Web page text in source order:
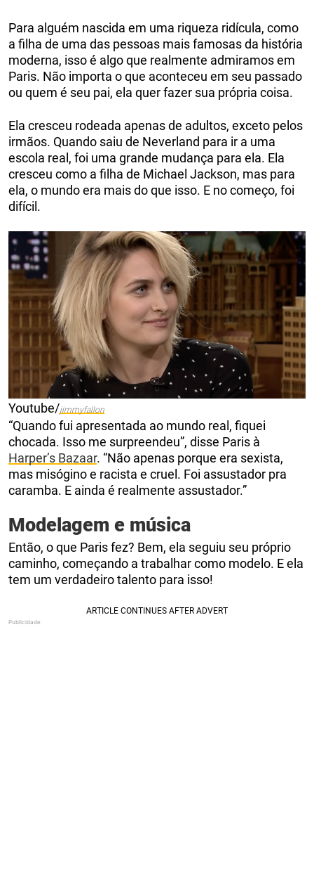
Para alguém nascida em uma riqueza ridícula, como
a filha de uma das pessoas mais famosas da história
moderna, isso é algo que realmente admiramos em
Paris. Não importa o que aconteceu em seu passado
ou quem é seu pai, ela quer fazer sua própria coisa.
Ela cresceu rodeada apenas de adultos, exceto pelos
irmãos. Quando saiu de Neverland para ir a uma
escola real, foi uma grande mudança para ela. Ela
cresceu como a filha de Michael Jackson, mas para
ela, o mundo era mais do que isso. E no começo, foi
difícil.
Youtube/jimmyfallon
“Quando fui apresentada ao mundo real, fiquei
chocada. Isso me surpreendeu”, disse Paris à
Harper’s Bazaar. “Não apenas porque era sexista,
mas misógino e racista e cruel. Foi assustador pra
caramba. E ainda é realmente assustador.”
Modelagem e música
Então, o que Paris fez? Bem, ela seguiu seu próprio
caminho, começando a trabalhar como modelo. E ela
tem um verdadeiro talento para isso!